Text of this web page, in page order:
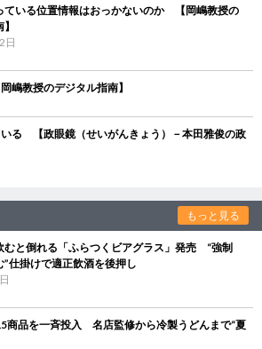
ている位置情報はおっかないのか 【岡嶋教授の
日
教授のデジタル指南】
る 【政眼鏡（せいがんきょう）－本田雅俊の政
もっと見る
むと倒れる「ふらつくビアグラス」発売 “強制
”仕掛けで適正飲酒を後押し
商品を一斉投入 名店監修から冷製うどんまで“夏